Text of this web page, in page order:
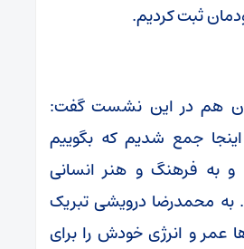
ثبت کردیم.
هم در این نشست گفت:
جمع شدیم که بگوییم
و به فرهنگ و هنر انسانی
به محمدرضا درویشی تبریک
عمر و انرژی خودش را برای